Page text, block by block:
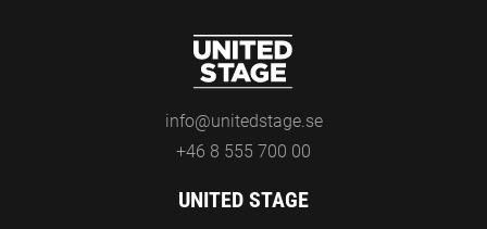
info@unitedstage.se
+46 8 555 700 00
UNITED STAGE